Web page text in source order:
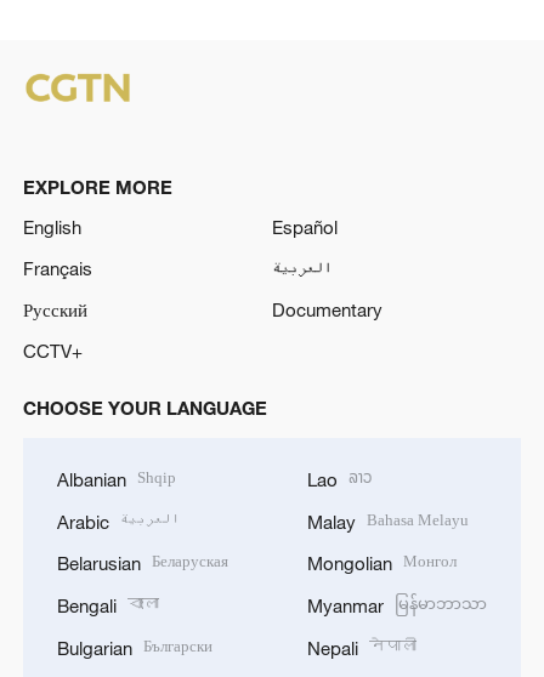
EXPLORE MORE
English
Español
Français
العربية
Русский
Documentary
CCTV+
CHOOSE YOUR LANGUAGE
Albanian Shqip
Arabic العربية
Belarusian Беларуская
Bengali বাংলা
Bulgarian Български
Lao ລາວ
Malay Bahasa Melayu
Mongolian Монгол
Myanmar မြန်မာဘာသာ
Nepali नेपाली